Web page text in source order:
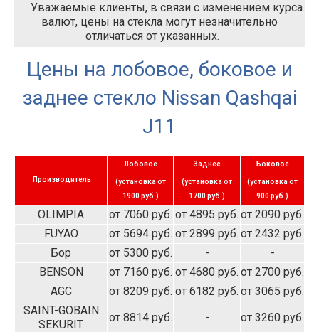
Уважаемые клиенты, в связи с изменением курса
валют, цены на стекла могут незначительно
отличаться от указанных.
Цены на лобовое, боковое и
заднее стекло Nissan Qashqai
J11
Производитель
Лобовое Заднее Боковое
(установка от
1900 руб.)
(установка от
1700 руб.)
(установка от
900 руб.)
OLIMPIA от 7060 руб. от 4895 руб. от 2090 руб.
FUYAO
от 5694 руб. от 2899 руб. от 2432 руб.
Бор
от 5300 руб. -
-
BENSON
от 7160 руб. от 4680 руб. от 2700 руб.
AGC
от 8209 руб. от 6182 руб. от 3065 руб.
SAINT-GOBAIN
SEKURIT
от 8814 руб. -
от 3260 руб.